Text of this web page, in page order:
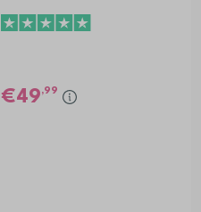
49,99